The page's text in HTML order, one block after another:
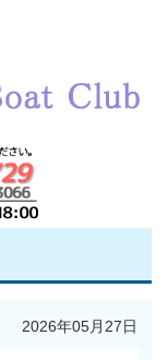
2026年05月27日